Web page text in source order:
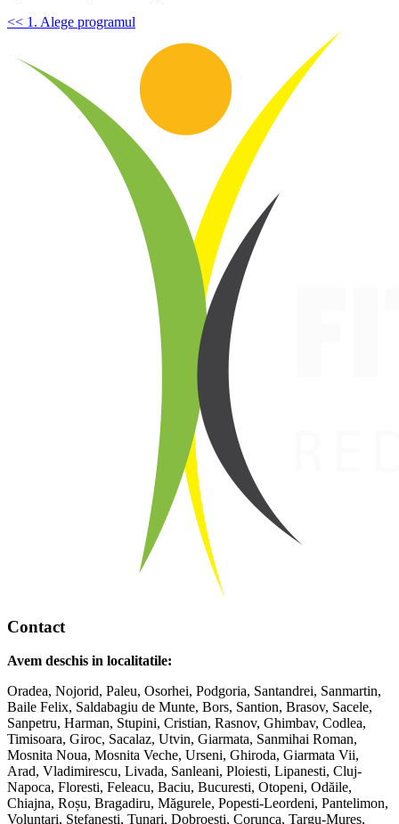
<< 1. Alege programul
Contact
Avem deschis in localitatile:
Oradea, Nojorid, Paleu, Osorhei, Podgoria, Santandrei, Sanmartin,
Baile Felix, Saldabagiu de Munte, Bors, Santion, Brasov, Sacele,
Sanpetru, Harman, Stupini, Cristian, Rasnov, Ghimbav, Codlea,
Timisoara, Giroc, Sacalaz, Utvin, Giarmata, Sanmihai Roman,
Mosnita Noua, Mosnita Veche, Urseni, Ghiroda, Giarmata Vii,
Arad, Vladimirescu, Livada, Sanleani, Ploiesti, Lipanesti, Cluj-
Napoca, Floresti, Feleacu, Baciu, Bucuresti, Otopeni, Odăile,
Chiajna, Roșu, Bragadiru, Măgurele, Popesti-Leordeni, Pantelimon,
Voluntari, Stefanesti, Tunari, Dobroești, Corunca, Targu-Mures,